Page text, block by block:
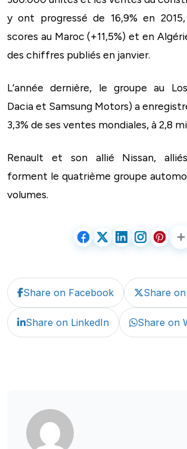
y ont progressé de 16,9% en
scores au Maroc (+11,5%) et en
des chiffres publiés en janvier.
L’année dernière, le groupe au
Dacia et Samsung Motors) a
3,3% de ses ventes mondiales, à 2,8
Renault et son allié Nissan,
forment le quatrième groupe
volumes.
Share on Facebook Share
Share on LinkedIn Share on